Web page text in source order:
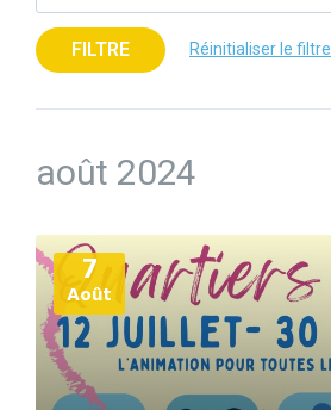
FILTRE Réinitialiser le filtre
août 2024
7
Août
Plus
d'informations